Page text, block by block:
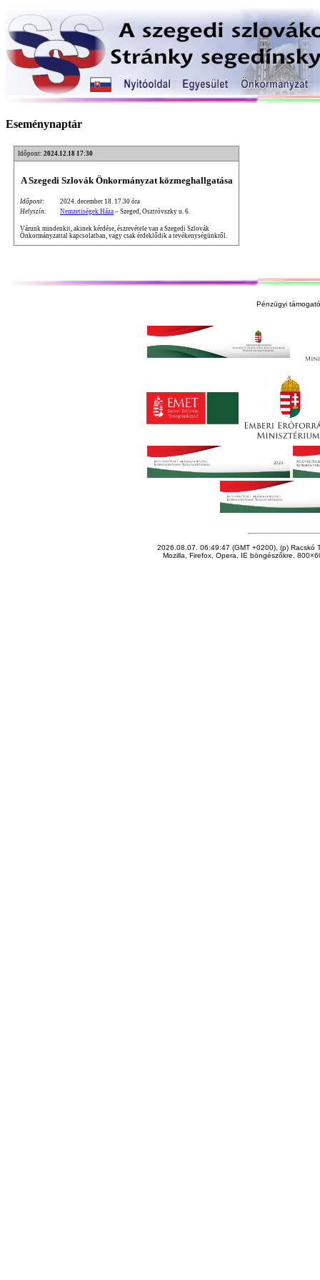
Eseménynaptár
Időpont: 2024.12.18 17:30
A Szegedi Szlovák Önkormányzat közmeghallgatása
Időpont:
2024. december 18. 17.30 óra
Helyszín:
Nemzetiségek Háza – Szeged, Osztróvszky u. 6.
Várunk mindenkit, akinek kérdése, észrevétele van a Szegedi Szlovák
Önkormányzattal kapcsolatban, vagy csak érdeklődik a tevékenységünkről.
Pénzügyi
2026.08.07. 06:49:47 (GMT +0200), (p) Racskó
Mozilla, Firefox, Opera, IE böngészőkre,